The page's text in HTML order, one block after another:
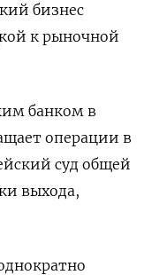
бизнес
к рыночной
банком в
операции в
суд общей
выхода,